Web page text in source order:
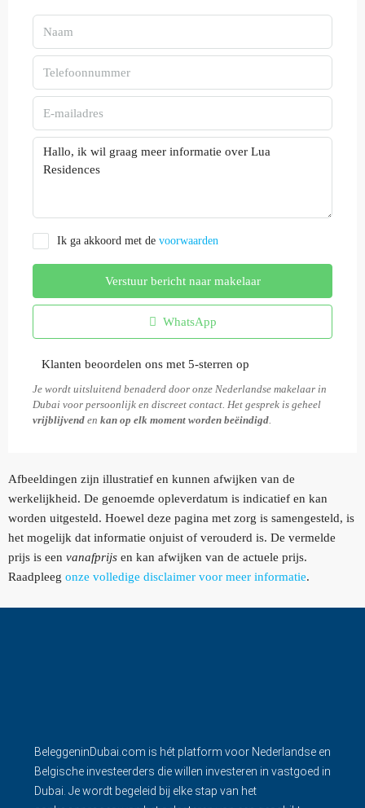
Ik ga akkoord met de voorwaarden
Verstuur bericht naar makelaar
WhatsApp
Klanten beoordelen ons met 5-sterren op
Je wordt uitsluitend benaderd door onze Nederlandse makelaar in
Dubai voor persoonlijk en discreet contact. Het gesprek is geheel
vrijblijvend en kan op elk moment worden beëindigd
Afbeeldingen zijn illustratief en kunnen afwijken van de
werkelijkheid. De genoemde opleverdatum is indicatief en kan
worden uitgesteld. Hoewel deze pagina met zorg is samengesteld, is
het mogelijk dat informatie onjuist of verouderd is. De vermelde
prijs is een vanafprijs en kan afwijken van de actuele prijs.
Raadpleeg onze volledige disclaimer voor meer informatie.
BeleggeninDubai.com is hét platform voor Nederlandse en
Belgische investeerders die willen investeren in vastgoed in
Dubai. Je wordt begeleid bij elke stap van het